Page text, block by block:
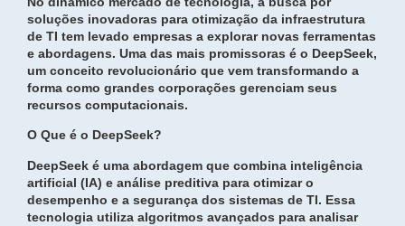
soluções inovadoras para otimização da infraestrutura
de TI tem levado empresas a explorar novas ferramentas
e abordagens. Uma das mais promissoras é o DeepSeek,
um conceito revolucionário que vem transformando a
forma como grandes corporações gerenciam seus
recursos computacionais.
O Que é o DeepSeek?
DeepSeek é uma abordagem que combina inteligência
artificial (IA) e análise preditiva para otimizar o
desempenho e a segurança dos sistemas de TI. Essa
tecnologia utiliza algoritmos avançados para analisar